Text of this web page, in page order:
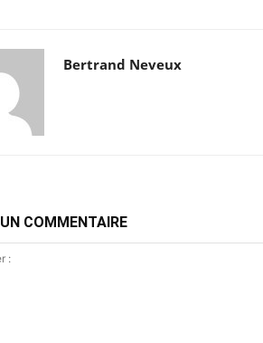
Bertrand Neveux
COMMENTAIRE